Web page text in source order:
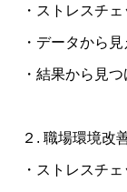
・ストレスチ
・データから
・結果から見
２. 職場環境改
・ストレスチ